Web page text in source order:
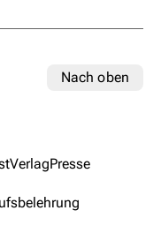
Nach oben
VerlagPresse